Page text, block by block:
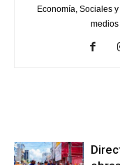
Economía, Sociales
medios